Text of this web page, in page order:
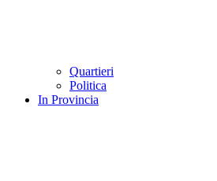
Quartieri
Politica
In Provincia